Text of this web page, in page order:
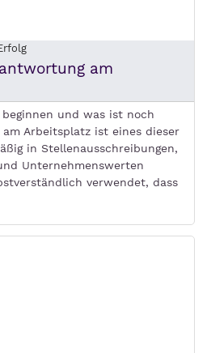
am
und was ist noch
Arbeitsplatz ist eines dieser
in Stellenausschreibungen,
Unternehmenswerten
verwendet, dass